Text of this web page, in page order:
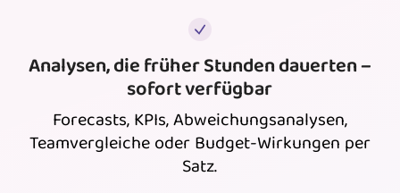
Analysen, die früher Stunden dauerten –
sofort verfügbar
Forecasts, KPIs, Abweichungsanalysen,
Teamvergleiche oder Budget-Wirkungen per
Satz.